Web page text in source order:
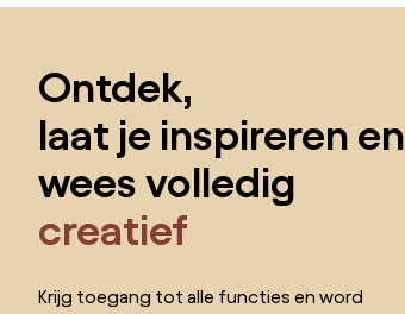
Ontdek,
laat je inspireren en
wees volledig
creatief
Krijg toegang tot alle functies en word